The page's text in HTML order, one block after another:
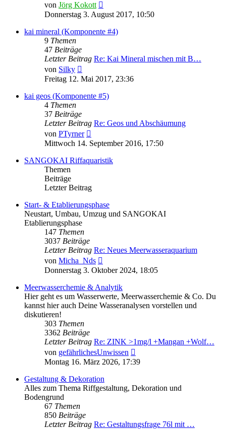
von Jörg Kokott
Beitrag
Donnerstag 3. August 2017, 10:50
kai mineral (Komponente #4)
9 Themen
47 Beiträge
Letzter Beitrag Re: Kai Mineral mischen mit B…
von Silky
Beitrag
Freitag 12. Mai 2017, 23:36
kai geos (Komponente #5)
4 Themen
37 Beiträge
Letzter Beitrag Re: Geos und Abschäumung
von PTyrner
Beitrag
Mittwoch 14. September 2016, 17:50
SANGOKAI Riffaquaristik
Themen
Beiträge
Letzter Beitrag
Start- & Etablierungsphase
Neustart, Umbau, Umzug und SANGOKAI
Etablierungsphase
147 Themen
3037 Beiträge
Letzter Beitrag Re: Neues Meerwasseraquarium
von Micha_Nds
Beitrag
Donnerstag 3. Oktober 2024, 18:05
Meerwasserchemie & Analytik
Hier geht es um Wasserwerte, Meerwasserchemie & Co. Du
kannst hier auch Deine Wasseranalysen vorstellen und
diskutieren!
303 Themen
3362 Beiträge
Letzter Beitrag Re: ZINK >1mg/l +Mangan +Wolf…
von gefährlichesUnwissen
Beitrag
Montag 16. März 2026, 17:39
Gestaltung & Dekoration
Alles zum Thema Riffgestaltung, Dekoration und
Bodengrund
67 Themen
850 Beiträge
Letzter Beitrag Re: Gestaltungsfrage 76l mit …